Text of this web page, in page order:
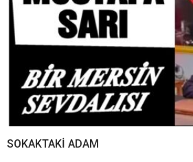
SOKAKTAKİ ADAM